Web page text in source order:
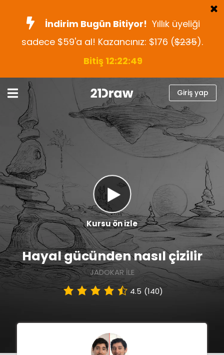
İndirim Bugün Bitiyor! Yıllık üyeliği
sadece $59'a al! Kazancınız: $176 ($235).
Bitiş 12:22:48
Kurslar
Sanatçılar
Yardım
Blog
Hakkımızda
Giriş yap
Türkçe
Giriş yap
Kursu ön izle
Hayal gücünden nasıl çizilir
JADOKAR ILE
4.5 (140)